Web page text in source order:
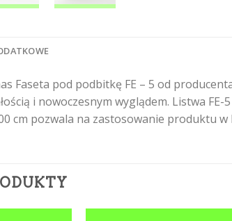
Faseta pod podbitkę FE – 5 od
i nowoczesnym wyglądem. Listwa FE-
cm pozwala na zastosowanie produktu